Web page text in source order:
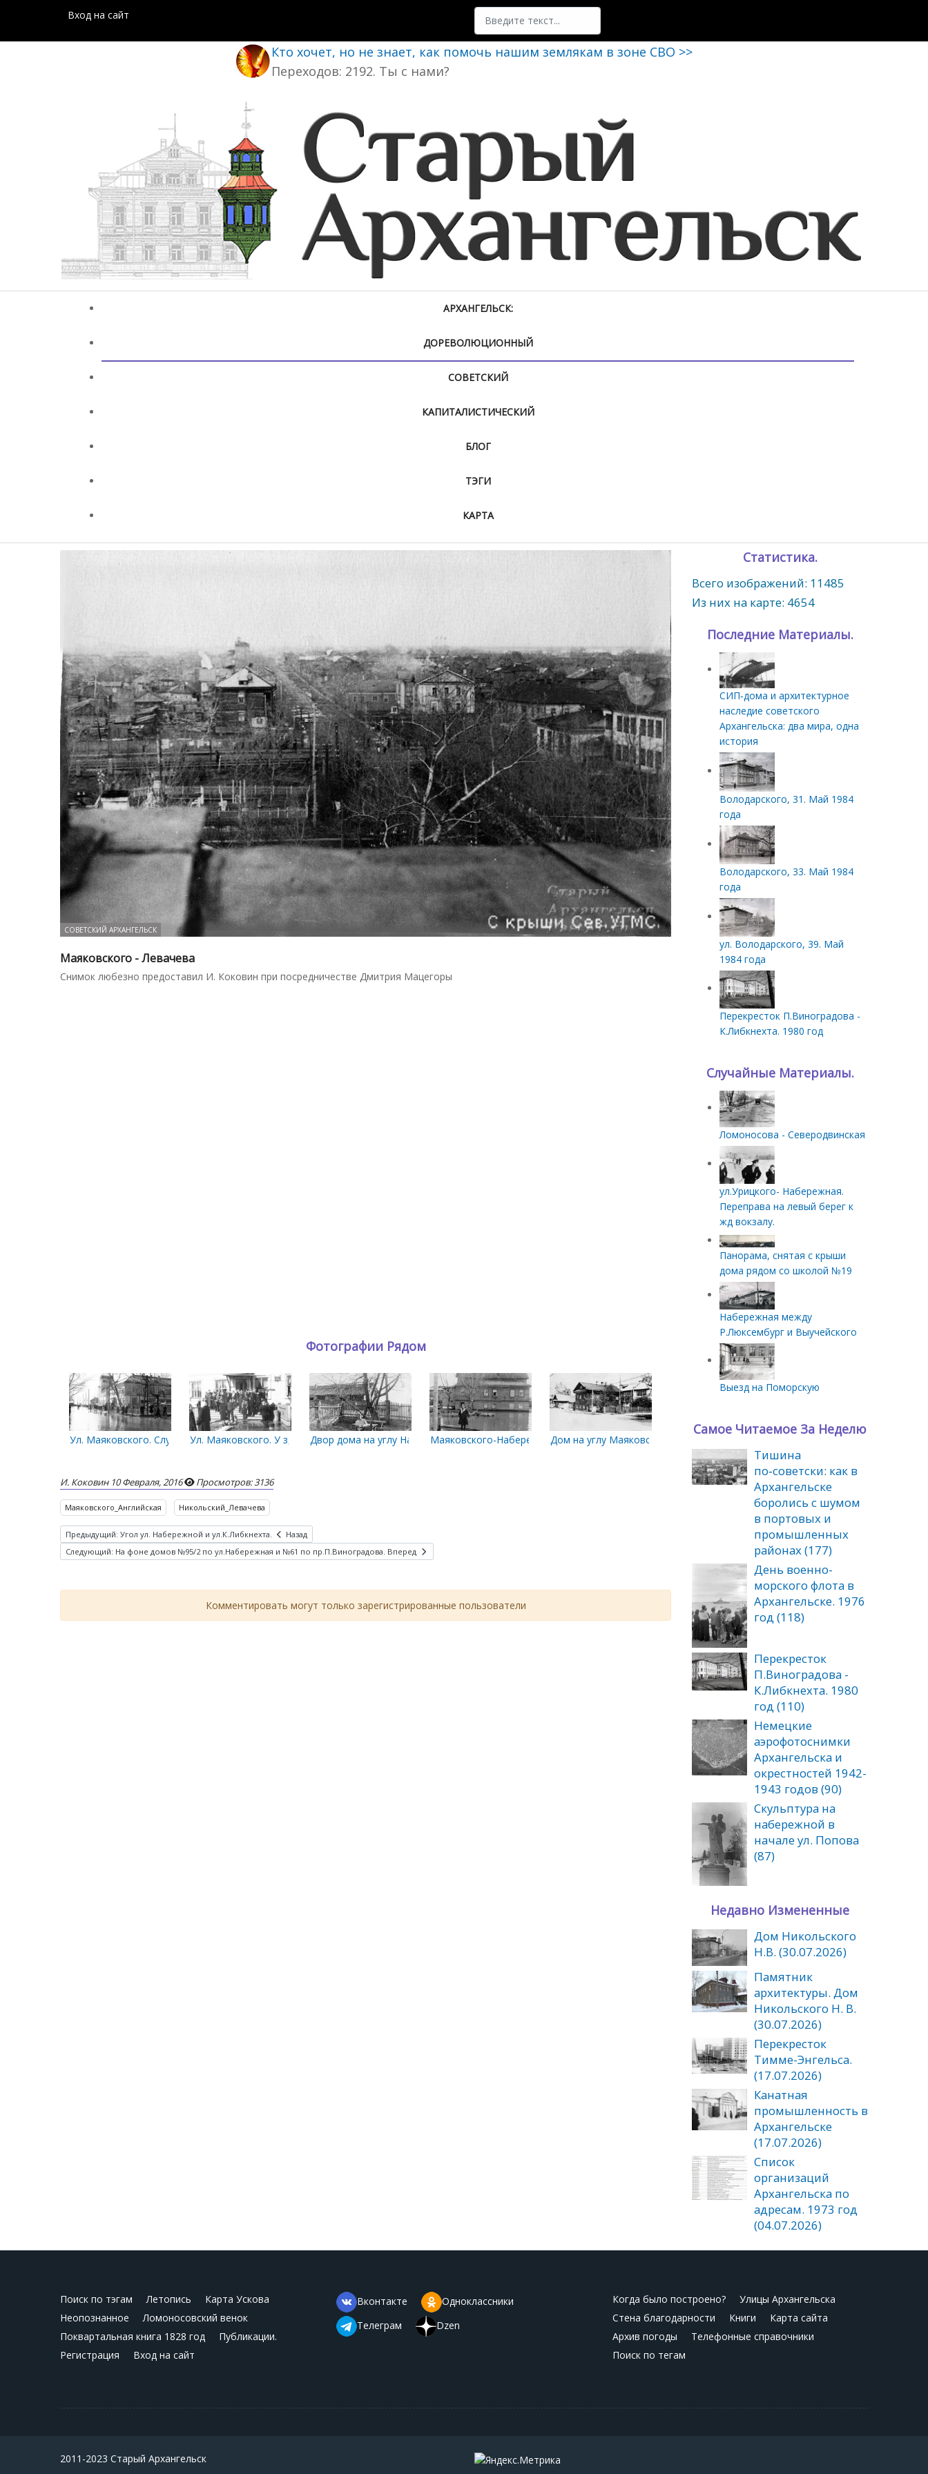
Вход на сайт Поиск
Кто хочет, но не знает, как помочь нашим землякам в зоне СВО >>
Переходов: 2192. Ты с нами?
АРХАНГЕЛЬСК:
ДОРЕВОЛЮЦИОННЫЙ
СОВЕТСКИЙ
КАПИТАЛИСТИЧЕСКИЙ
БЛОГ
ТЭГИ
КАРТА
СОВЕТСКИЙ АРХАНГЕЛЬСК
Маяковского - Левачева
Снимок любезно предоставил И. Коковин при посредничестве Дмитрия Мацегоры
Фотографии Рядом
Ул. Маяковского. Служащие Гидрометеослужбы по дороге домой. 50-60-х гг.
Ул. Маяковского. У здания Гидрометеослужбы. 50-60-х гг.
Двор дома на углу Набережной Седова и Маяковского. 1964 год
Маяковского-Набережная Г. Седова. 1957 годДом на углу Маяковского-наб. Г. Седова. 1955 год
И. Коковин 10 Февраля, 2016 Просмотров: 3136
Маяковского_Английская Никольский_Левачева
Предыдущий: Угол ул. Набережной и ул.К.Либкнехта.
Назад
Следующий: На фоне домов №95/2 по ул.Набережная и №61 по пр.П.Виноградова. Вперед
Комментировать могут только зарегистрированные пользователи
Статистика.
Всего изображений: 11485
Из них на карте: 4654
Последние Материалы.
СИП‑дома и архитектурное
наследие советского
Архангельска: два мира, одна
история
Володарского, 31. Май 1984
года
Володарского, 33. Май 1984
года
ул. Володарского, 39. Май
1984 года
Перекресток П.Виноградова -
К.Либкнехта. 1980 год
Случайные Материалы.
Ломоносова - Северодвинская
ул.Урицкого- Набережная.
Переправа на левый берег к
жд вокзалу.
Панорама, снятая с крыши
дома рядом со школой №19
Набережная между
Р.Люксембург и Выучейского
Выезд на Поморскую
Самое Читаемое За Неделю
Тишина
по‑советски: как в
Архангельске
боролись с шумом
в портовых и
промышленных
районах (177)
День военно-
морского флота в
Архангельске. 1976
год (118)
Перекресток
П.Виноградова -
К.Либкнехта. 1980
год (110)
Немецкие
аэрофотоснимки
Архангельска и
окрестностей 1942-
1943 годов (90)
Скульптура на
набережной в
начале ул. Попова
(87)
Недавно Измененные
Дом Никольского
Н.В. (30.07.2026)
Памятник
архитектуры. Дом
Никольского Н. В.
(30.07.2026)
Перекресток
Тимме-Энгельса.
(17.07.2026)
Канатная
промышленность в
Архангельске
(17.07.2026)
Список
организаций
Архангельска по
адресам. 1973 год
(04.07.2026)
Поиск по тэгам Летопись
Карта Ускова
Неопознанное
Ломоносовский венок
Поквартальная книга 1828 год
Публикации.
Регистрация
Вход на сайт
Вконтакте
Одноклассники
Телеграм
Dzen
Когда было построено?
Улицы Архангельска
Стена благодарности
Книги
Карта сайта
Архив погоды
Телефонные справочники
Поиск по тегам
2011-2023 Старый Архангельск